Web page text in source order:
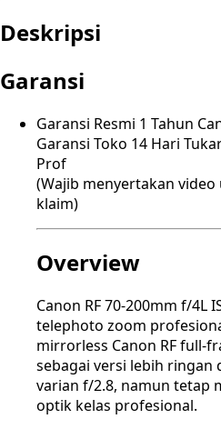
Deskripsi
Garansi
Garansi Resmi 1 Tahun
Garansi Toko 14 Hari
Prof
(Wajib menyertakan
klaim)
Overview
Canon RF 70-200mm f/4L
telephoto zoom
mirrorless Canon RF full-
sebagai versi lebih ringan
varian f/2.8, namun tetap
optik kelas profesional.